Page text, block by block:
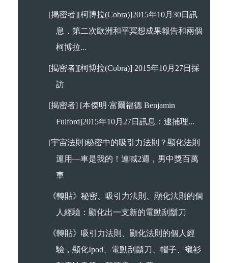
[揭密者][柯博拉(Cobra)]2015年10月30日訊
息，第二次歐洲和平冥想成果報告和兩個
柯博拉...
[揭密者][柯博拉(Cobra)] 2015年10月27日採
訪
[揭密者] [本傑明·富爾福德 Benjamin
Fulford]2015年10月27日訊息：逮捕理...
[宇宙法則]秘密中的吸引力法則？顯化法則
運用—車是我的！連喊2週，男中獎百萬
車
《轉貼》秘密、吸引力法則、顯化法則的個
人經驗：顯化出一支新的電動刮鬍刀
《轉貼》吸引力法則、顯化法則的個人經
驗，顯化Ipod、電動刮鬍刀、帽子、襯衫